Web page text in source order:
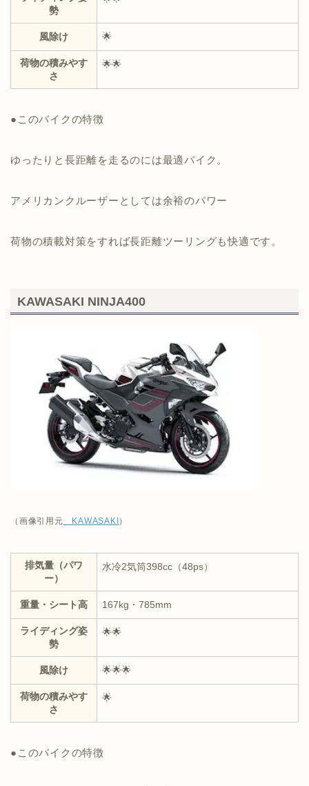
勢
風除け 🌟
荷物の積みやす
さ
🌟🌟
●このバイクの特徴
ゆったりと長距離を走るのには最適バイク。
アメリカンクルーザーとしては余裕のパワー
荷物の積載対策をすれば長距離ツーリングも快適です。
KAWASAKI NINJA400
（画像引用元 KAWASAKI）
排気量（パワ
ー）
水冷2気筒398cc（48ps）
重量・シート高 167kg・785mm
ライディング姿
勢
🌟🌟
風除け 🌟🌟🌟
荷物の積みやす
さ
🌟
●このバイクの特徴